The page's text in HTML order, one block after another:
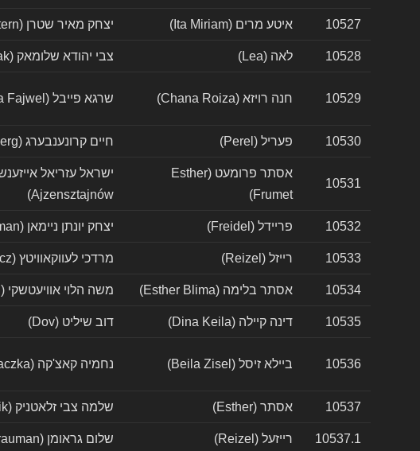
10527 איטע מרים (Ita Miriam) יצחק מאיר שטרן (Yitzchak Meir Shtern)
10528 לאה (Lea) צבי יהודא שלומאק (Zvi Yehuda Szlumak)
10529 חנה רויזא (Chana Roiza) שרגא פייבל (Shraga Fajwel)
10530 פעריל (Perel) חיים קרונענבערג (Chaim Kronenberg)
10531
אסתר פרומעט (Esther
Frumet)
Ajzensztajnów)
10532 פריידל (Freidel) יצחק יונתן ניימאן (Yitzchak YoNoson Najman)
10533 רייזל (Reizel) מרדכי לעווקאוויטץ (Mordechai Lewkowicz)
10534 אסתר בלימה (Esther Blima) משה הלוי אוויעטשקי (Moshe Halevi OwieczkI)
10535 דינה קיילה (Dina Keila) דוב שיליט (Dov)
10536 ביילא זיסל (Beila Zisel) נחמיה קאצ'קה (Nechemia Kaczka)
10537 אסתר (Esther) שלמה צבי זלאטניק (Shlomo Zvi Złotnik)
10537.1 רייזעל (Reizel) שלום גראומן (Shalom Grauman)